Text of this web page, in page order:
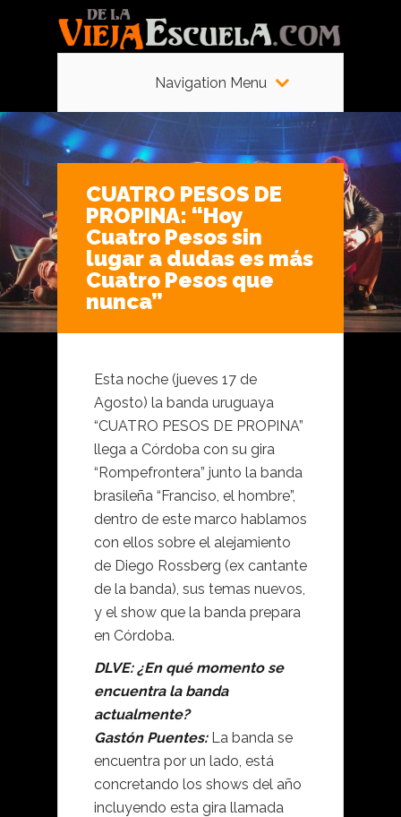
Navigation Menu
CUATRO PESOS DE
PROPINA: “Hoy
Cuatro Pesos sin
lugar a dudas es más
Cuatro Pesos que
nunca”
Esta noche (jueves 17 de
Agosto) la banda uruguaya
“CUATRO PESOS DE PROPINA”
llega a Córdoba con su gira
“Rompefrontera” junto la banda
brasileña “Franciso, el hombre”,
dentro de este marco hablamos
con ellos sobre el alejamiento
de Diego Rossberg (ex cantante
de la banda), sus temas nuevos,
y el show que la banda prepara
en Córdoba.
DLVE: ¿En qué momento se
encuentra la banda
actualmente?
Gastón Puentes:La banda se
encuentra por un lado, está
concretando los shows del año
incluyendo esta gira llamada